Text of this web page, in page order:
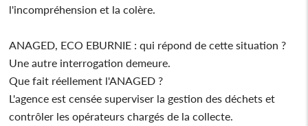
l'incompréhension et la colère.
ANAGED, ECO EBURNIE : qui répond de cette situation ?
Une autre interrogation demeure.
Que fait réellement l'ANAGED ?
L'agence est censée superviser la gestion des déchets et
contrôler les opérateurs chargés de la collecte.